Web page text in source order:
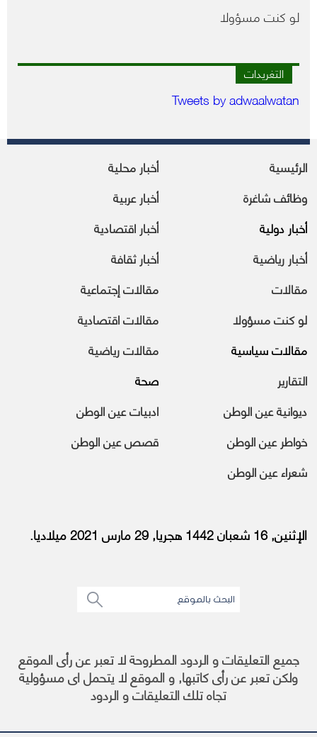
لو كنت مسؤولا
التغريدات
Tweets by adwaalwatan
الرئيسية
أخبار محلية
وظائف شاغرة
أخبار عربية
أخبار دولية
أخبار اقتصادية
أخبار رياضية
أخبار ثقافة
مقالات
مقالات إجتماعية
لو كنت مسؤولا
مقالات اقتصادية
مقالات سياسية
مقالات رياضية
التقارير
صحة
ديوانية عين الوطن
ادبيات عين الوطن
خواطر عين الوطن
قصص عين الوطن
شعراء عين الوطن
الإثنين, 16 شعبان 1442 هجريا, 29 مارس 2021 ميلاديا.
جميع التعليقات و الردود المطروحة لا تعبر عن رأى الموقع
ولكن تعبر عن رأى كاتبها, و الموقع لا يتحمل اى مسؤولية
تجاه تلك التعليقات و الردود